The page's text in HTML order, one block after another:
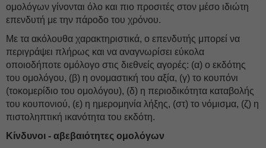
ομολόγων γίνονται όλο και πιο προσιτές στον μέσο ιδιώτη
επενδυτή με την πάροδο του χρόνου.
Με τα ακόλουθα χαρακτηριστικά, ο επενδυτής μπορεί να
περιγράψει πλήρως και να αναγνωρίσει εύκολα
οποιοδήποτε ομόλογο στις διεθνείς αγορές: (α) ο εκδότης
του ομολόγου, (β) η ονομαστική του αξία, (γ) το κουπόνι
(τοκομερίδιο του ομολόγου), (δ) η περιοδικότητα καταβολής
του κουπονιού, (ε) η ημερομηνία λήξης, (στ) το νόμισμα, (ζ) η
πιστοληπτική ικανότητα του εκδότη.
Κίνδυνοι - αβεβαιότητες ομολόγων